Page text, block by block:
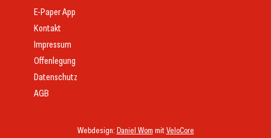
Webdesign: Daniel Wom mitVeloCore
E-Paper App
Kontakt
Impressum
Offenlegung
Datenschutz
AGB